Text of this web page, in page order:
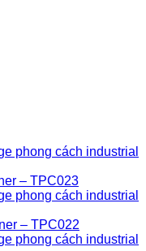
– TPC023
– TPC022